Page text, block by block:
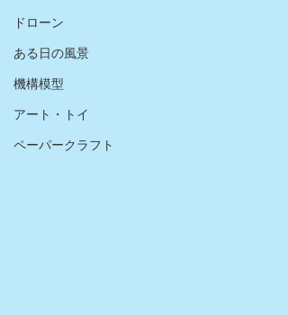
ドローン
ある日の風景
機構模型
アート・トイ
ペーパークラフト